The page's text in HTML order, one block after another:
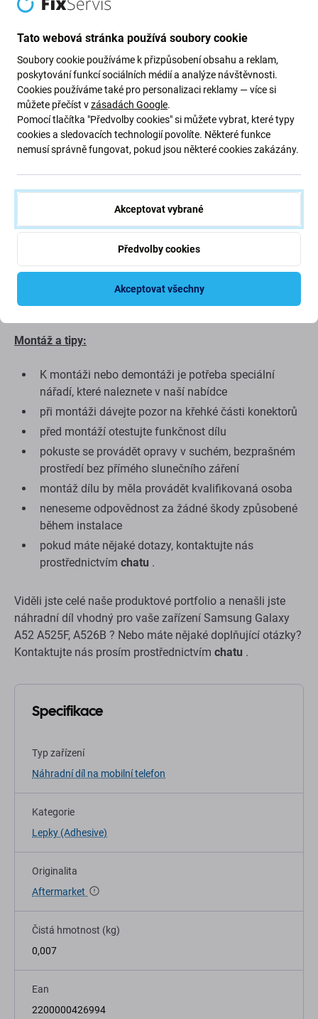
Lepidlo pod kryt baterie pro Samsung
Galaxy A52 A525F, A526B
Pokud jste rozebrali své zařízení Samsung Galaxy A52
A525F, A526B a potřebujetenové lepidlo, je to součást,
kterou potřebujete, aby vaše zařízení bylo opět funkční.
Kvalita: Aftermarket- Náhradní díl prodávaný jako
Aftermarket je vyroben podle stejných norem, specifikací
a materiálů jako originál. Toto je kopie originálu a
náhradní díl dodávaný jako Aftermarket může mít (ve
vzácných případech) minimální odchylky ve funkčnosti,
kvalitě nebo vzhledu. Chcete-li se o kvalitě dozvědět více,
přečtěte si náš blog, kde se kvalitě věnujeme podrobněji.
Montáž a tipy:
K montáži nebo demontáži je potřeba speciální
nářadí, které naleznete v naší nabídce
při montáži dávejte pozor na křehké části konektorů
před montáží otestujte funkčnost dílu
pokuste se provádět opravy v suchém, bezprašném
prostředí bez přímého slunečního záření
montáž dílu by měla provádět kvalifikovaná osoba
neneseme odpovědnost za žádné škody způsobené
během instalace
pokud máte nějaké dotazy, kontaktujte nás
prostřednictvím chatu .
Viděli jste celé naše produktové portfolio a nenašli jste
náhradní díl vhodný pro vaše zařízení Samsung Galaxy
A52 A525F, A526B ? Nebo máte nějaké doplňující otázky?
Kontaktujte nás prosím prostřednictvím chatu .
Specifikace
Typ zařízení
Náhradní díl na mobilní telefon
Kategorie
Lepky (Adhesive)
Originalita
Aftermarket
Čistá hmotnost (kg)
0,007
Ean
2200000426994
Tato webová stránka používá soubory cookie
Soubory cookie používáme k přizpůsobení obsahu a reklam,
poskytování funkcí sociálních médií a analýze návštěvnosti.
Cookies používáme také pro personalizaci reklamy — více si
můžete přečíst vzásadách Google.
Pomocí tlačítka "Předvolby cookies" si můžete vybrat, které typy
cookies a sledovacích technologií povolíte. Některé funkce
nemusí správně fungovat, pokud jsou některé cookies zakázány.
Akceptovat vybrané
Předvolby cookies
Akceptovat všechny